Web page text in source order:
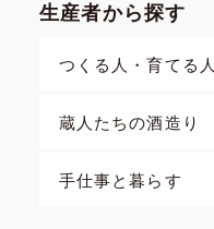
生産者から探す
つくる人・育てる人
蔵人たちの酒造り
手仕事と暮らす